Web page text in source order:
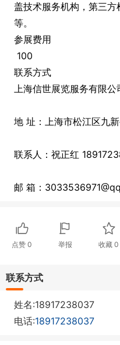
盖技术服务机构，第三
等。
参展费用
100
联系方式
上海信世展览服务有限公
地 址：上海市松江区九
联系人：祝正红
邮 箱：
点赞 0 举报 收藏0
联系方式
姓名:18917238037
电话:18917238037